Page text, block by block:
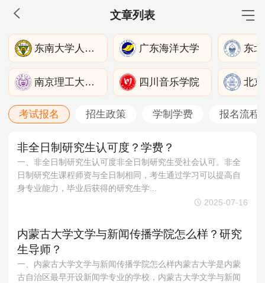
文章列表
MBA工商管理
院校库 考试报名 招生政策 学制学费
报名流程
考试真题
报考经验 招生简章
MEM工程管理
院校库 考试报名 招生政策 学制学费
考试真题
报考经验 招生简章
MPA公共管理
考试真题
报考经验 招生简章
MPAcc会计专硕
东南大学人文学院 广东海洋大学
南京理工大学公共事务学院 四川音乐学院
考试报名 招生政策 学制学费 报名流程
非全日制研究生认可度？学费？
一、非全日制研究生认可度非全日制研究生受社会认可。非全
日制研究生课程师资与全日制相同，考生通过学习可以提高自
身专业能力，毕业后获得的研究生学...
2025-07-16
内蒙古大学文学与新闻传播学院怎么样？研究
生导师？
一、内蒙古大学文学与新闻传播学院怎么样内蒙古大学是内蒙
古自治区最早开设新闻学专业的学校，内蒙古大学文学与新闻